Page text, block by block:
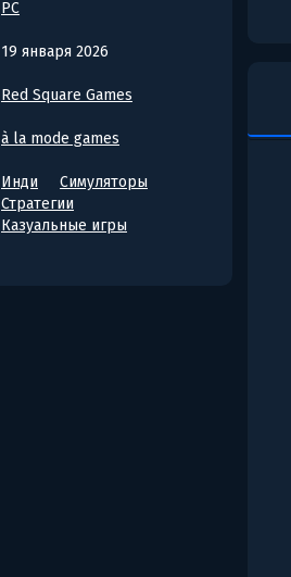
PC
19 января 2026
Red Square Games
à la mode games
Инди
Симуляторы
Стратегии
Казуальные игры